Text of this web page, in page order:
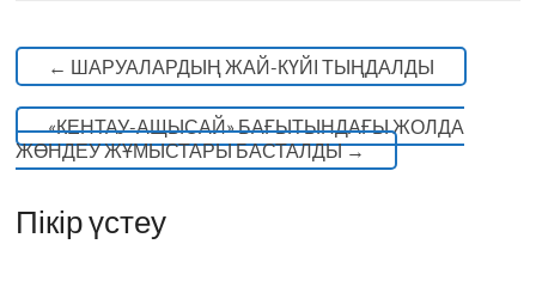
← ШАРУАЛАРДЫҢ ЖАЙ-КҮЙІ ТЫҢДАЛДЫ
«КЕНТАУ-АЩЫСАЙ» БАҒЫТЫНДАҒЫ ЖОЛДА
ЖӨНДЕУ ЖҰМЫСТАРЫ БАСТАЛДЫ→
Пікір үстеу